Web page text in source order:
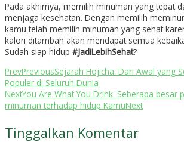
Pada akhirnya, memilih minuman yang tepat
menjaga kesehatan. Dengan memilih
kamu telah memilih minuman yang sehat
kalori ditambah akan mendapat semua
Sudah siap hidup #JadiLebihSehat?
PrevPreviousSejarah Hojicha: Dari Awal yang
Populer di Seluruh Dunia
NextYou Are What You Drink: Seberapa besar
minuman terhadap hidup KamuNext
Tinggalkan Komentar